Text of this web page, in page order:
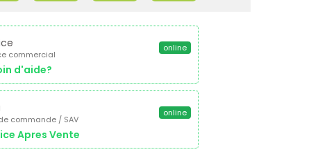
commercial
d'aide?
online
commande / SAV
Apres Vente
online